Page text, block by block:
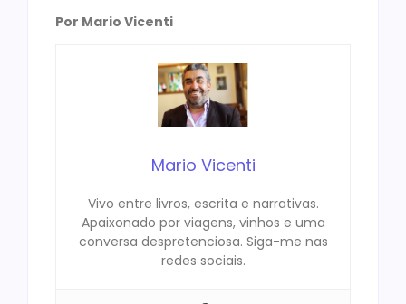
Por Mario Vicenti
Mario Vicenti
Vivo entre livros, escrita e narrativas.
Apaixonado por viagens, vinhos e uma
conversa despretenciosa. Siga-me nas
redes sociais.